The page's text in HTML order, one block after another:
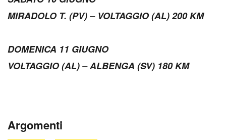
MIRADOLO T. (PV) – VOLTAGGIO (AL) 200 KM
DOMENICA 11 GIUGNO
VOLTAGGIO (AL) – ALBENGA (SV) 180 KM
Argomenti